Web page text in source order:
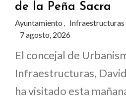
de la Peña Sacra
Ayuntamiento , Infraestructuras
7 agosto, 2026
El concejal de
Infraestructuras,
ha visitado esta